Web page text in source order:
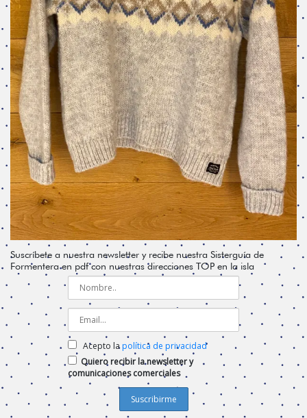
Suscríbete a nuestra newsletter y recibe nuestra Sisterguía de
Formentera en pdf con nuestras direcciones TOP en la isla
Acepto lapolítica de privacidad
Quiero recibir la newsletter y
comunicaciones comerciales